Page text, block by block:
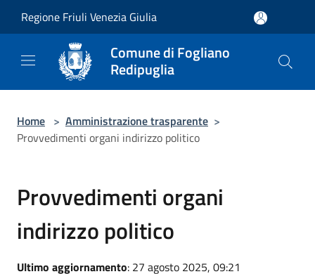
Regione Friuli Venezia Giulia
Comune di Fogliano
Redipuglia
Home > Amministrazione trasparente >
Provvedimenti organi indirizzo politico
Provvedimenti organi
indirizzo politico
Ultimo aggiornamento: 27 agosto 2025, 09:21